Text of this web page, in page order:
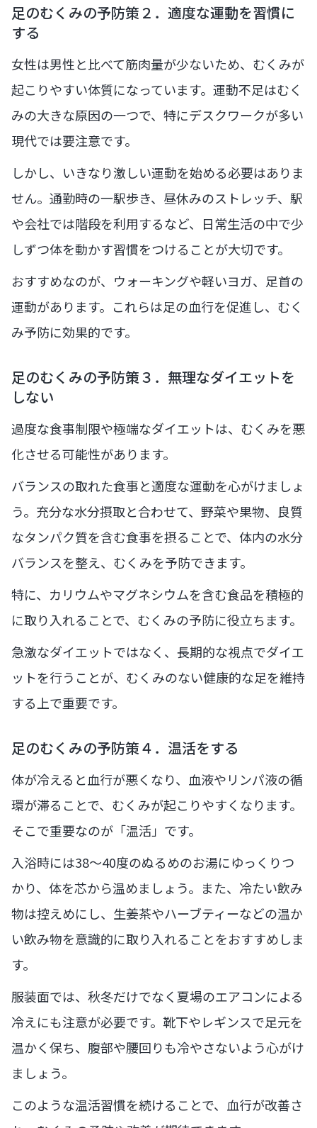
足のむくみの予防策２．適度な運動を習慣に
する
女性は男性と比べて筋肉量が少ないため、むくみが
起こりやすい体質になっています。運動不足はむく
みの大きな原因の一つで、特にデスクワークが多い
現代では要注意です。
しかし、いきなり激しい運動を始める必要はありま
せん。通勤時の一駅歩き、昼休みのストレッチ、駅
や会社では階段を利用するなど、日常生活の中で少
しずつ体を動かす習慣をつけることが大切です。
おすすめなのが、ウォーキングや軽いヨガ、足首の
運動があります。これらは足の血行を促進し、むく
み予防に効果的です。
足のむくみの予防策３．無理なダイエットを
しない
過度な食事制限や極端なダイエットは、むくみを悪
化させる可能性があります。
バランスの取れた食事と適度な運動を心がけましょ
う。充分な水分摂取と合わせて、野菜や果物、良質
なタンパク質を含む食事を摂ることで、体内の水分
バランスを整え、むくみを予防できます。
特に、カリウムやマグネシウムを含む食品を積極的
に取り入れることで、むくみの予防に役立ちます。
急激なダイエットではなく、長期的な視点でダイエ
ットを行うことが、むくみのない健康的な足を維持
する上で重要です。
足のむくみの予防策４．温活をする
体が冷えると血行が悪くなり、血液やリンパ液の循
環が滞ることで、むくみが起こりやすくなります。
そこで重要なのが「温活」です。
入浴時には38～40度のぬるめのお湯にゆっくりつ
かり、体を芯から温めましょう。また、冷たい飲み
物は控えめにし、生姜茶やハーブティーなどの温か
い飲み物を意識的に取り入れることをおすすめしま
す。
服装面では、秋冬だけでなく夏場のエアコンによる
冷えにも注意が必要です。靴下やレギンスで足元を
温かく保ち、腹部や腰回りも冷やさないよう心がけ
ましょう。
このような温活習慣を続けることで、血行が改善さ